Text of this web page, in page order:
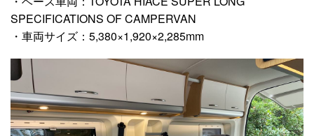
SPECIFICATIONS OF CAMPERVAN
・車両サイズ：5,380×1,920×2,285mm